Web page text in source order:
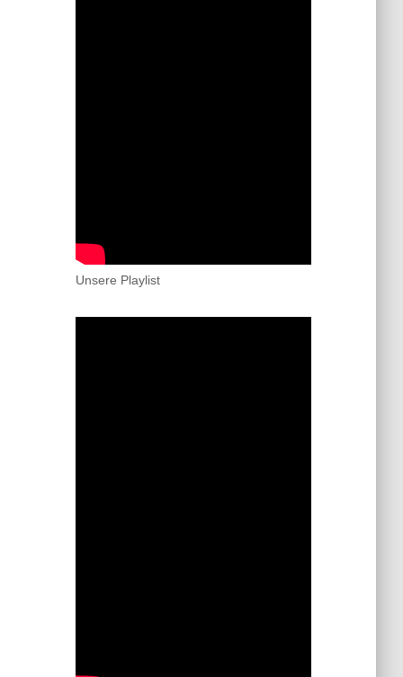
Unsere Playlist